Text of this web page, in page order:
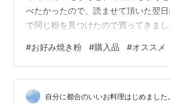
べたかったので、読ませて頂いた翌
で同じ粉を見つけたので買ってきま
copichoa.hatenablog.com こちらの
鮮市場TOP、右がヤオコーの写真で
ことないと思って探したら、ありま
368円、右418円昨日、左を撮影して
#お好み焼き粉 #購入品 #オススメ
自分に都合のいいお料理はじめました。